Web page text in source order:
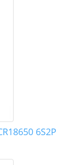
6S2P